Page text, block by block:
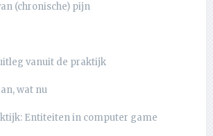
(chronische) pijn
vanuit de praktijk
wat nu
Entiteiten in computer game